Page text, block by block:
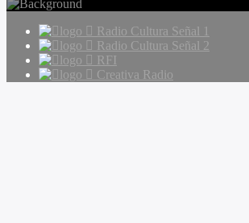
Radio Cultura Señal 1
Radio Cultura Señal 2
RFI
Creativa Radio